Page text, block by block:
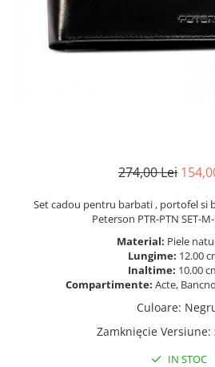
274,00 Lei
Set cadou pentru barbati , portofel si
Peterson PTR-PTN SET-
Material: Piele
Lungime: 12.00
Inaltime: 10.00
Compartimente: Acte,
Culoare:
Zamknięcie Versiune:
IN STOC